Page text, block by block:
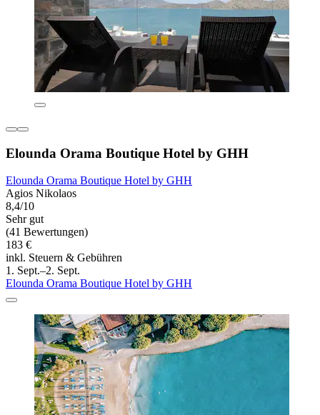
Elounda Orama Boutique Hotel by GHH
Elounda Orama Boutique Hotel by GHH
Agios Nikolaos
8,4/10
Sehr gut
(41 Bewertungen)
183 €
inkl. Steuern & Gebühren
1. Sept.–2. Sept.
Elounda Orama Boutique Hotel by GHH